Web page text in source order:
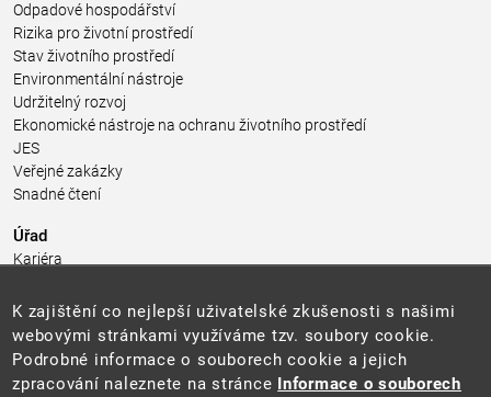
Odpadové hospodářství
Rizika pro životní prostředí
Stav životního prostředí
Environmentální nástroje
Udržitelný rozvoj
Ekonomické nástroje na ochranu životního prostředí
JES
Veřejné zakázky
Snadné čtení
Úřad
Kariéra
Pro média a veřejnost
Povinně zveřejňované informace
Kontakty
Přistupnost budovy úřadu MŽP
(PDF, 204 kB)
K zajištění co nejlepší uživatelské zkušenosti s našimi
webovými stránkami využíváme tzv. soubory cookie.
Podrobné informace o souborech cookie a jejich
zpracování naleznete na stránce Informace o souborech